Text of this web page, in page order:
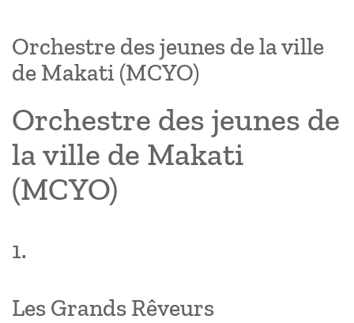
Orchestre des jeunes de la ville
de Makati (MCYO)
Orchestre des jeunes de
la ville de Makati
(MCYO)
1.
Les Grands Rêveurs